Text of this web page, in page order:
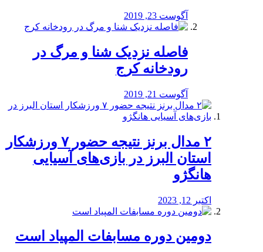
آگوست 23, 2019
️فاصله نزدیک شنا و مرگ در
رودخانه کرج
آگوست 21, 2019
۲ مدال برنز نتیجه حضور ۷ ورزشکار
استان البرز در بازی‌های آسیایی
هانگژو
اکتبر 12, 2023
دومین دوره مسابفات المپیاد است